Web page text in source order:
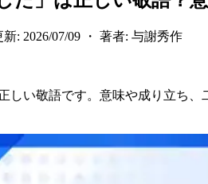
: 2026/07/09 ・ 著者: 与謝秀作
しい敬語です。意味や成り立ち